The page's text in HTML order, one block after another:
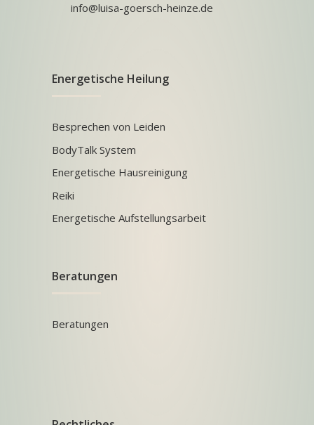
info@luisa-goersch-heinze.de
Energetische Heilung
Besprechen von Leiden
BodyTalk System
Energetische Hausreinigung
Reiki
Energetische Aufstellungsarbeit
Beratungen
Beratungen